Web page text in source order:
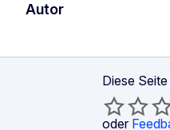
Autor
Diese
oder